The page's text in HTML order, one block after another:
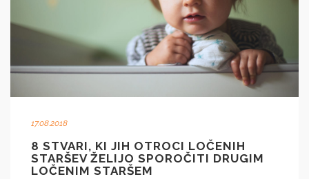
17.08.2018
8 STVARI, KI JIH OTROCI LOČENIH
STARŠEV ŽELIJO SPOROČITI DRUGIM
LOČENIM STARŠEM